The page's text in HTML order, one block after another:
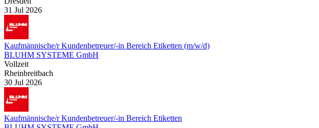
31 Jul 2026
Kaufmännische/r Kundenbetreuer/-in Bereich Etiketten (m/w/d)
BLUHM SYSTEME GmbH
Vollzeit
Rheinbreitbach
30 Jul 2026
Kaufmännische/r Kundenbetreuer/-in Bereich Etiketten